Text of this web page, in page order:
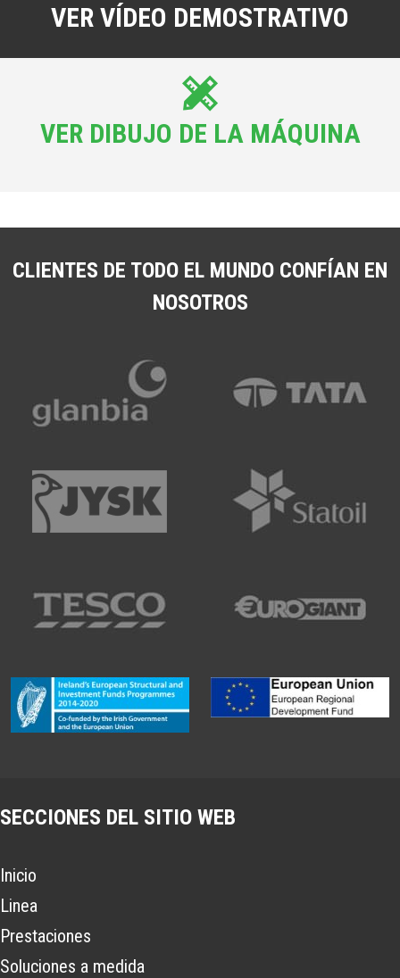
VER VÍDEO DEMOSTRATIVO
VER DIBUJO DE LA MÁQUINA
CLIENTES DE TODO EL MUNDO CONFÍAN EN
NOSOTROS
SECCIONES DEL SITIO WEB
Inicio
Linea
Prestaciones
Soluciones a medida